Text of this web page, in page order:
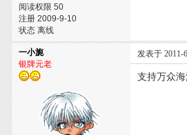
阅读权限 50
注册 2009-9-10
状态 离线
一小旎
银牌元老
发表于 2011-
支持万众海